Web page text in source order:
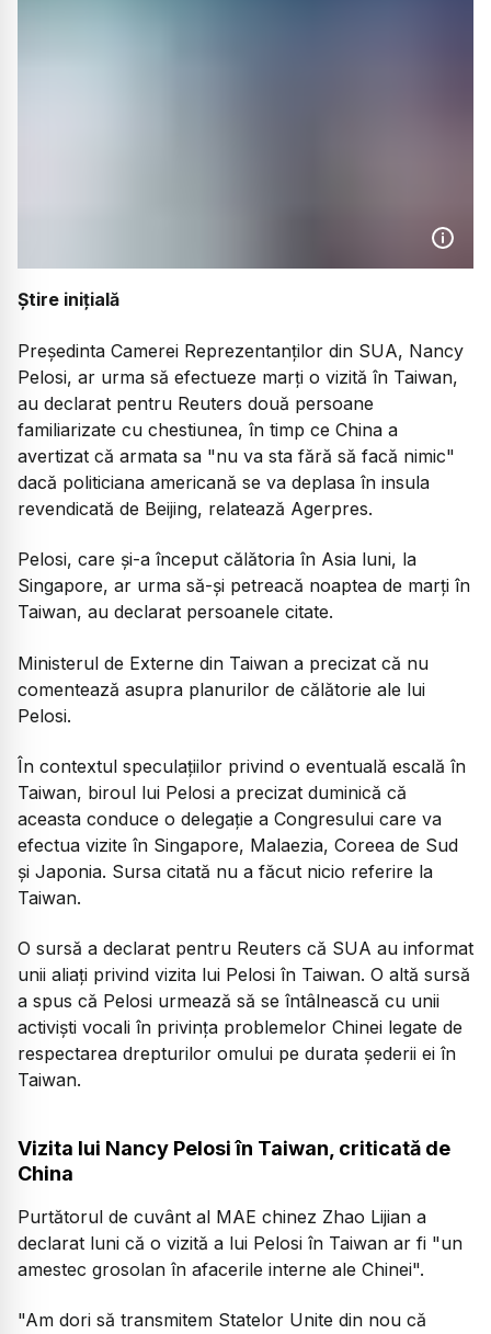
Știre inițială
Preşedinta Camerei Reprezentanţilor din SUA, Nancy
Pelosi, ar urma să efectueze marţi o vizită în Taiwan,
au declarat pentru Reuters două persoane
familiarizate cu chestiunea, în timp ce China a
avertizat că armata sa "nu va sta fără să facă nimic"
dacă politiciana americană se va deplasa în insula
revendicată de Beijing, relatează Agerpres.
Pelosi, care şi-a început călătoria în Asia luni, la
Singapore, ar urma să-şi petreacă noaptea de marţi în
Taiwan, au declarat persoanele citate.
Ministerul de Externe din Taiwan a precizat că nu
comentează asupra planurilor de călătorie ale lui
Pelosi.
În contextul speculaţiilor privind o eventuală escală în
Taiwan, biroul lui Pelosi a precizat duminică că
aceasta conduce o delegaţie a Congresului care va
efectua vizite în Singapore, Malaezia, Coreea de Sud
şi Japonia. Sursa citată nu a făcut nicio referire la
Taiwan.
O sursă a declarat pentru Reuters că SUA au informat
unii aliaţi privind vizita lui Pelosi în Taiwan. O altă sursă
a spus că Pelosi urmează să se întâlnească cu unii
activişti vocali în privinţa problemelor Chinei legate de
respectarea drepturilor omului pe durata şederii ei în
Taiwan.
Vizita lui Nancy Pelosi în Taiwan, criticată de
China
Purtătorul de cuvânt al MAE chinez Zhao Lijian a
declarat luni că o vizită a lui Pelosi în Taiwan ar fi "un
amestec grosolan în afacerile interne ale Chinei".
"Am dori să transmitem Statelor Unite din nou că